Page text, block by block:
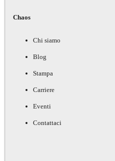
Chaos
Chi siamo
Blog
Stampa
Carriere
Eventi
Contattaci